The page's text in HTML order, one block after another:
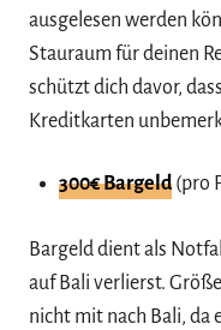
ausgelesen werden
Stauraum für deinen
schützt dich davor,
Kreditkarten
300€ Bargeld (pro
Bargeld dient als
auf Bali verlierst.
nicht mit nach Bali, da